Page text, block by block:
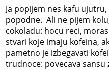
Ja popijem nes kafu
popodne. Ali ne pijem
cokoladu: hocu reci,
stvari koje imaju kofeina,
pametno je izbegavati
trudnoce: povecava sansu